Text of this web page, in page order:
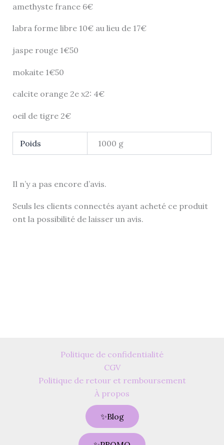
amethyste france 6€
labra forme libre 10€ au lieu de 17€
jaspe rouge 1€50
mokaite 1€50
calcite orange 2e x2: 4€
oeil de tigre 2€
Poids 1000 g
Il n’y a pas encore d’avis.
Seuls les clients connectés ayant acheté ce produit
ont la possibilité de laisser un avis.
Politique de confidentialité
CGV
Politique de retour et remboursement
À propos
✨Blog